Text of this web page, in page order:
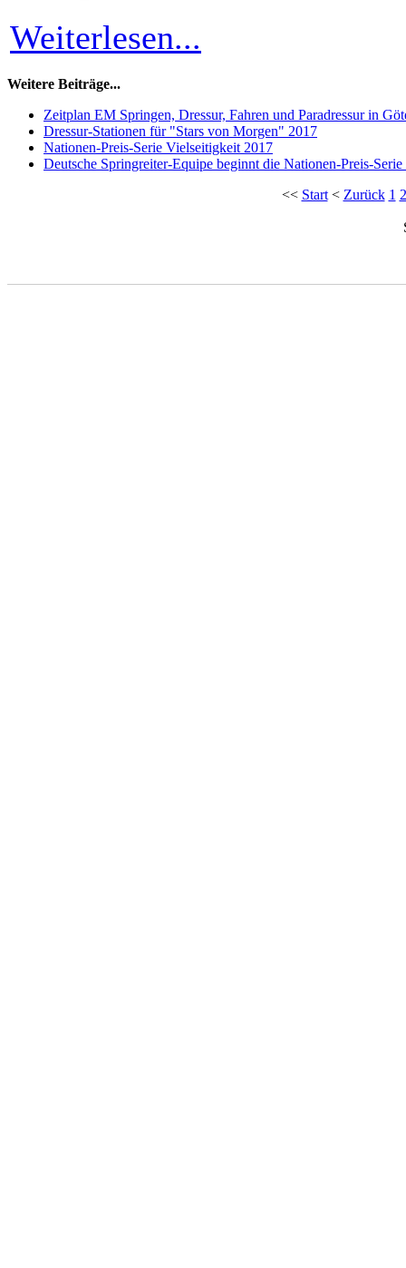
Weiterlesen...
Weitere Beiträge...
Zeitplan EM Springen, Dressur, Fahren und Paradressur in
Dressur-Stationen für "Stars von Morgen" 2017
Nationen-Preis-Serie Vielseitigkeit 2017
Deutsche Springreiter-Equipe beginnt die Nationen-Preis-
<< Start< Zurück 1 2